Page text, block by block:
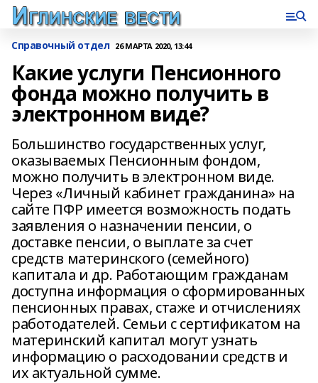
Справочный отдел 26 МАРТА 2020, 13:44
Какие услуги Пенсионного
фонда можно получить в
электронном виде?
Большинство государственных услуг,
оказываемых Пенсионным фондом,
можно получить в электронном виде.
Через «Личный кабинет гражданина» на
сайте ПФР имеется возможность подать
заявления о назначении пенсии, о
доставке пенсии, о выплате за счет
средств материнского (семейного)
капитала и др. Работающим гражданам
доступна информация о сформированных
пенсионных правах, стаже и отчислениях
работодателей. Семьи с сертификатом на
материнский капитал могут узнать
информацию о расходовании средств и
их актуальной сумме.